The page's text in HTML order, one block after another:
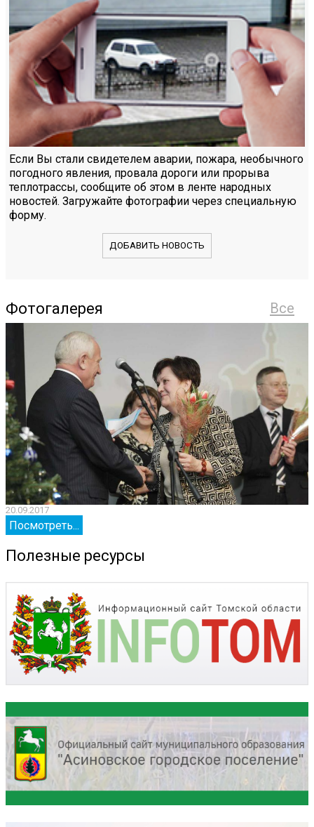
Если Вы стали свидетелем аварии, пожара, необычного
погодного явления, провала дороги или прорыва
теплотрассы, сообщите об этом в ленте народных
новостей. Загружайте фотографии через специальную
форму.
ДОБАВИТЬ НОВОСТЬ
Все
Фотогалерея
20.09.2017
Посмотреть...
Полезные ресурсы